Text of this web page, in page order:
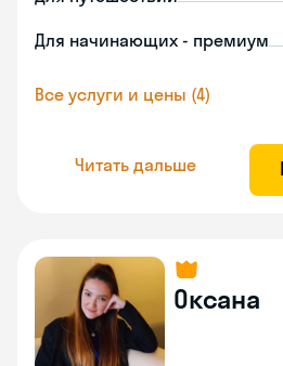
Для начинающих - премиум
Все услуги и цены (4)
Читать дальше
Оксана